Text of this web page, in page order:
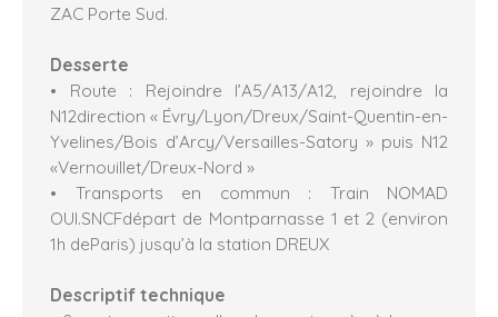
ZAC Porte Sud.
Desserte
• Route : Rejoindre l’A5/A13/A12, rejoindre la
N12direction « Évry/Lyon/Dreux/Saint-Quentin-en-
Yvelines/Bois d’Arcy/Versailles-Satory » puis N12
«Vernouillet/Dreux-Nord »
• Transports en commun : Train NOMAD
OUI.SNCFdépart de Montparnasse 1 et 2 (environ
1h deParis) jusqu’à la station DREUX
Descriptif technique